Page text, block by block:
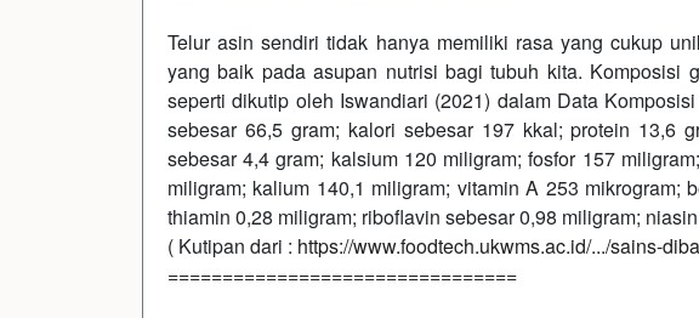
Telur asin sendiri tidak hanya memiliki rasa yang cukup
yang baik pada asupan nutrisi bagi tubuh kita. Komposisi
seperti dikutip oleh Iswandiari (2021) dalam Data
sebesar 66,5 gram; kalori sebesar 197 kkal; protein 13,6
sebesar 4,4 gram; kalsium 120 miligram; fosfor 157
miligram; kalium 140,1 miligram; vitamin A 253 mikrogram;
thiamin 0,28 miligram; riboflavin sebesar 0,98 miligram;
( Kutipan dari : https://www.foodtech.ukwms.ac.id/.../sains-
================================